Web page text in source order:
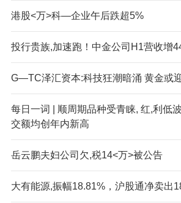
港股<万>科—企业午后跌超5%
投行贵族,加速跑！中金公司H1营收增
G—TC泽汇资本:科技狂潮暗涌 黄金或
每日一词 | 顺周期品种受青睐, 红,利低
交额均创年内新高
岳云鹏夫妇公司欠,税14<万>被公告
大有能源,振幅18.81%，沪股通净卖出